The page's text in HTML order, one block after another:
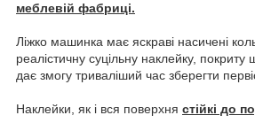
меблевій фабриці.
Ліжко машинка має яскраві насичені
реалістичну суцільну наклейку,
дає змогу триваліший час зберегти
Наклейки, як і вся поверхня стійкі до